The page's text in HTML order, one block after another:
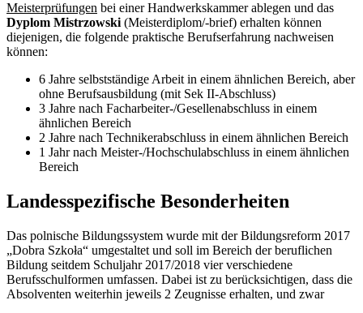
Meisterprüfungen bei einer Handwerkskammer ablegen und das
Dyplom Mistrzowski (Meisterdiplom/-brief) erhalten können
diejenigen, die folgende praktische Berufserfahrung nachweisen
können:
6 Jahre selbstständige Arbeit in einem ähnlichen Bereich, aber
ohne Berufsausbildung (mit Sek II-Abschluss)
3 Jahre nach Facharbeiter-/Gesellenabschluss in einem
ähnlichen Bereich
2 Jahre nach Technikerabschluss in einem ähnlichen Bereich
1 Jahr nach Meister-/Hochschulabschluss in einem ähnlichen
Bereich
Landesspezifische Besonderheiten
Das polnische Bildungssystem wurde mit der Bildungsreform 2017
„Dobra Szkoła“ umgestaltet und soll im Bereich der beruflichen
Bildung seitdem Schuljahr 2017/2018 vier verschiedene
Berufsschulformen umfassen. Dabei ist zu berücksichtigen, dass die
Absolventen weiterhin jeweils 2 Zeugnisse erhalten, und zwar